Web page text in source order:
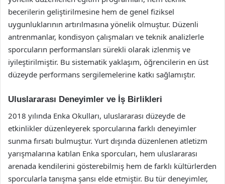
becerilerin geliştirilmesine hem de genel fiziksel
uygunluklarının artırılmasına yönelik olmuştur. Düzenli
antrenmanlar, kondisyon çalışmaları ve teknik analizlerle
sporcuların performansları sürekli olarak izlenmiş ve
iyileştirilmiştir. Bu sistematik yaklaşım, öğrencilerin en üst
düzeyde performans sergilemelerine katkı sağlamıştır.
Uluslararası Deneyimler ve İş Birlikleri
2018 yılında Enka Okulları, uluslararası düzeyde de
etkinlikler düzenleyerek sporcularına farklı deneyimler
sunma fırsatı bulmuştur. Yurt dışında düzenlenen atletizm
yarışmalarına katılan Enka sporcuları, hem uluslararası
arenada kendilerini gösterebilmiş hem de farklı kültürlerden
sporcularla tanışma şansı elde etmiştir. Bu tür deneyimler,